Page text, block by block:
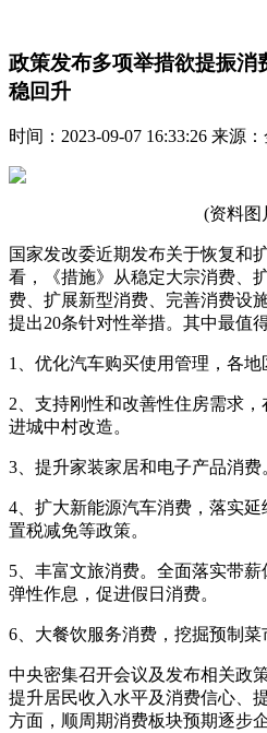
政策发布多项举措欲提振消
稳回升
时间：2023-09-07 16:33:26 来源
(资料图
国家发改委近期发布关于恢复和
看，《措施》从稳定大宗消费、
费、扩展新型消费、完善消费设
提出20条针对性举措。其中最值
1、优化汽车购买使用管理，各地
2、支持刚性和改善性住房需求
进城中村改造。
3、提升家装家居和电子产品消费
4、扩大新能源汽车消费，落实
置税减免等政策。
5、丰富文旅消费。全面落实带薪
弹性作息，促进假日消费。
6、大餐饮服务消费，挖掘预制菜
中央密集召开会议及发布相关政
提升居民收入水平及消费信心、
方面，顺周期消费板块预期逐步